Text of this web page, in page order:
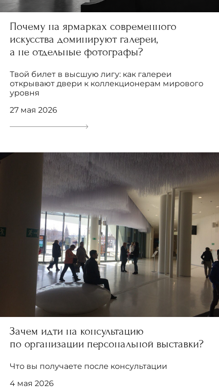
Почему на ярмарках современного
искусства доминируют галереи,
а не отдельные фотографы?
Твой билет в высшую лигу: как галереи
открывают двери к коллекционерам мирового
уровня
27 мая 2026
Зачем идти на консультацию
по организации персональной выставки?
Что вы получаете после консультации
4 мая 2026